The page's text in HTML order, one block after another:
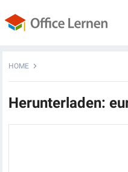
HOME
Herunterladen: